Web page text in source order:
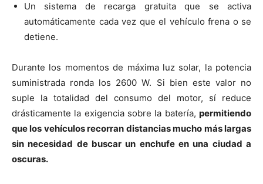
Un sistema de recarga gratuita que se activa
automáticamente cada vez que el vehículo frena o se
detiene.
Durante los momentos de máxima luz solar, la potencia
suministrada ronda los 2600 W. Si bien este valor no
suple la totalidad del consumo del motor, sí reduce
drásticamente la exigencia sobre la batería, permitiendo
que los vehículos recorran distancias mucho más largas
sin necesidad de buscar un enchufe en una ciudad a
oscuras.